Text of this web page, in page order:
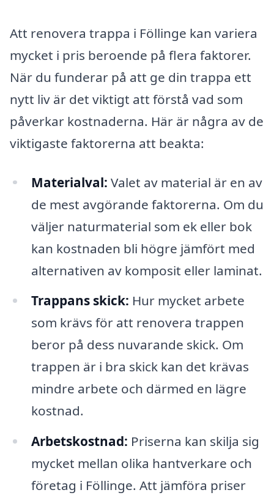
Att renovera trappa i Föllinge kan variera
mycket i pris beroende på flera faktorer.
När du funderar på att ge din trappa ett
nytt liv är det viktigt att förstå vad som
påverkar kostnaderna. Här är några av de
viktigaste faktorerna att beakta:
Materialval: Valet av material är en av
de mest avgörande faktorerna. Om du
väljer naturmaterial som ek eller bok
kan kostnaden bli högre jämfört med
alternativen av komposit eller laminat.
Trappans skick: Hur mycket arbete
som krävs för att renovera trappen
beror på dess nuvarande skick. Om
trappen är i bra skick kan det krävas
mindre arbete och därmed en lägre
kostnad.
Arbetskostnad: Priserna kan skilja sig
mycket mellan olika hantverkare och
företag i Föllinge. Att jämföra priser